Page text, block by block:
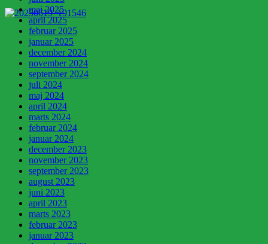
maj 2025
april 2025
februar 2025
januar 2025
december 2024
november 2024
september 2024
juli 2024
maj 2024
april 2024
marts 2024
februar 2024
januar 2024
december 2023
november 2023
september 2023
august 2023
juni 2023
april 2023
marts 2023
februar 2023
januar 2023